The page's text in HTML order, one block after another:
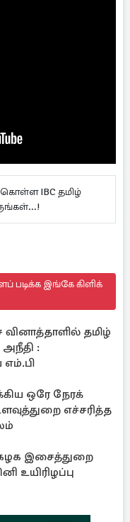
கொள்ள IBC தமிழ்
படிக்க இங்கே கிளிக்
வினாத்தாளில் தமிழ்
:
ஒரே நேரக்
எச்சரித்த
இசைத்துறை
உயிரிழப்பு